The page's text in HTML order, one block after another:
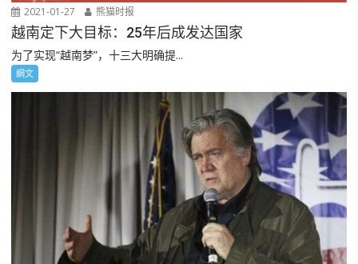
2021-01-27 熊猫时报
越南定下大目标：25年后成发达国家
为了实现“越南梦”，十三大明确提...
網文